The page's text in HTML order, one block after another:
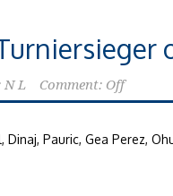
N L Comment: Off
Pauric, Gea Perez,